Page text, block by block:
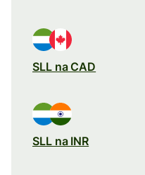
SLL na CAD
SLL na INR